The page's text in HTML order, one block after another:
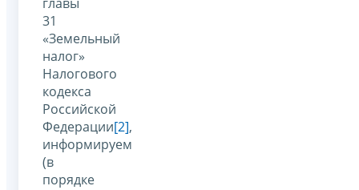
31
«Земельный
налог»
Налогового
кодекса
Российской
Федерации[2],
информируем
(в
порядке